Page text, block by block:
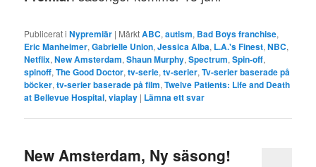
Publicerat i Nypremiär | MärktABC,autism, Bad Boys franchise,
Eric Manheimer,Gabrielle Union,Jessica Alba, L.A.'s Finest,NBC,
Netflix,New Amsterdam,Shaun Murphy,Spectrum,Spin-off,
spinoff,The Good Doctor,tv-serie,tv-serier,Tv-serier baserade på
böcker,tv-serier baserade på film,Twelve Patients: Life and Death
at Bellevue Hospital,viaplay | Lämna ett svar
New Amsterdam, Ny säsong!